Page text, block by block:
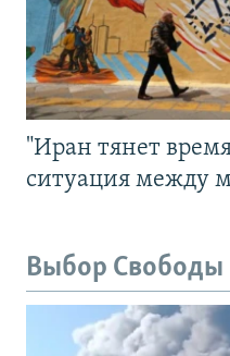
"Иран тянет
ситуация между
Выбор Свободы